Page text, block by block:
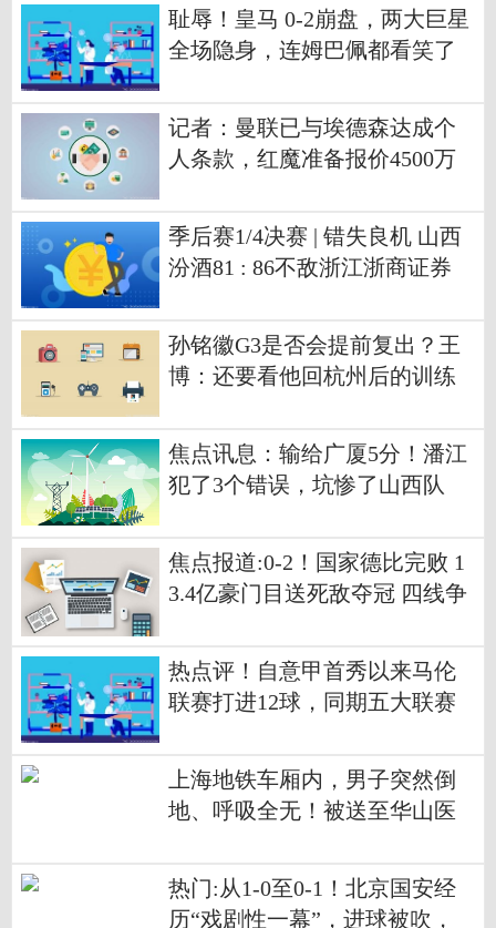
耻辱！皇马 0-2崩盘，两大巨星
全场隐身，连姆巴佩都看笑了
记者：曼联已与埃德森达成个
人条款，红魔准备报价4500万
季后赛1/4决赛 | 错失良机 山西
汾酒81 : 86不敌浙江浙商证券
孙铭徽G3是否会提前复出？王
博：还要看他回杭州后的训练
焦点讯息：输给广厦5分！潘江
犯了3个错误，坑惨了山西队
焦点报道:0-2！国家德比完败 1
3.4亿豪门目送死敌夺冠 四线争
热点评！自意甲首秀以来马伦
联赛打进12球，同期五大联赛
上海地铁车厢内，男子突然倒
地、呼吸全无！被送至华山医
热门:从1-0至0-1！北京国安经
历“戏剧性一幕”，进球被吹，